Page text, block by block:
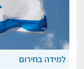
למידה בחירום